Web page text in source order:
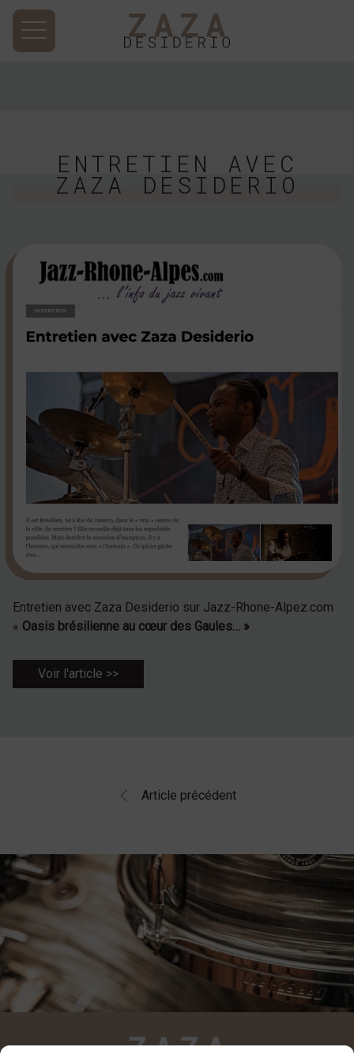
ENTRETIEN AVEC
ZAZA DESIDERIO
Entretien avec Zaza Desiderio sur Jazz-Rhone-Alpez.com
« Oasis brésilienne au cœur des Gaules… »
Voir l'article >>
Article précédent